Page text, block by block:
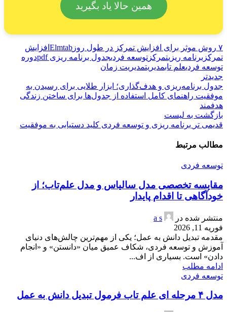
همین حالا یاد بگیرید
۷ روش موثر برای افزایش تمرکز در طول روز Elmtab افزایش
تمرکز برنامه ریزیتمرکز توسعه فردیجدول برنامه ریزی pdf
دوره
توسعه فردیعلم تابمدیریتمدیریت زمان
جدیدتر
جدول برنامه‌ریزی و هدف‌گذاری؛ ابزار طلایی برای رسیدن به
موفقیت راهنمای کامل استفاده از جدول‌ها برای ساختن زندگی
هدفمند
بازگشت به لیست
قدیمی تر برنامه ریزی و توسعه فردی کلید دستیابی به موفقیت
مطالب مرتبط
توسعه فردی
مقایسه تخصصی مدل سالیاس و مدل علم‌تاب؛ از
خودآگاهی تا اقدام پایدار
منتشر شده در
a s
فوریه 11, 2026
مقدمه تبدیل دانش به عمل؛ یکی از مهم‌ترین چالش‌های دنیای
آموزش و توسعه فردی، شکاف عمیق میان «دانستن» و «انجام
دادن» است. بسیاری از اف...
ادامه مطلب
توسعه فردی
مدل ۴ مرحله ای علم تاب فرمول تبدیل دانش به عمل